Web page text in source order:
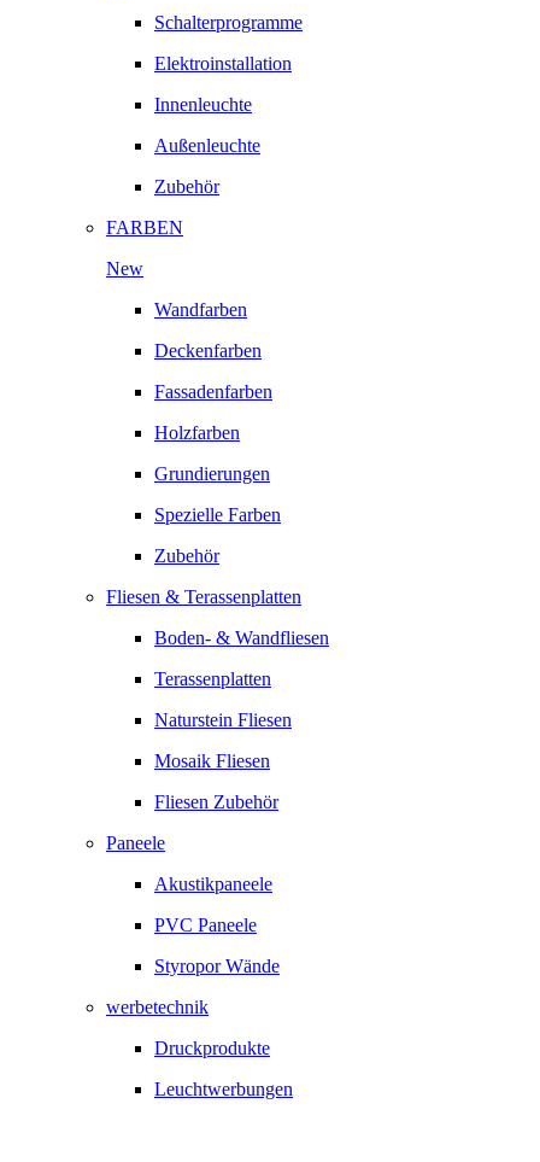
Schalterprogramme
Elektroinstallation
Innenleuchte
Außenleuchte
Zubehör
FARBEN
New
Wandfarben
Deckenfarben
Fassadenfarben
Holzfarben
Grundierungen
Spezielle Farben
Zubehör
Fliesen & Terassenplatten
Boden- & Wandfliesen
Terassenplatten
Naturstein Fliesen
Mosaik Fliesen
Fliesen Zubehör
Paneele
Akustikpaneele
PVC Paneele
Styropor Wände
werbetechnik
Druckprodukte
Leuchtwerbungen